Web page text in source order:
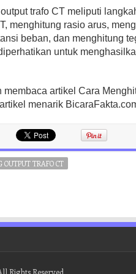
trafo CT meliputi
menghitung rasio arus,
beban, dan menghitung
untuk
membaca artikel Cara
menarik
OUTPUT TRAFO CT
Rights Reserved